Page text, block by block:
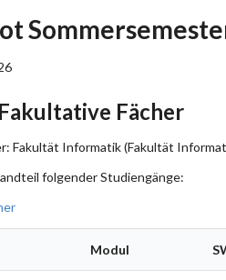
Fächer
Fakultät Informatik (Fakultät
folgender Studiengänge:
Modul